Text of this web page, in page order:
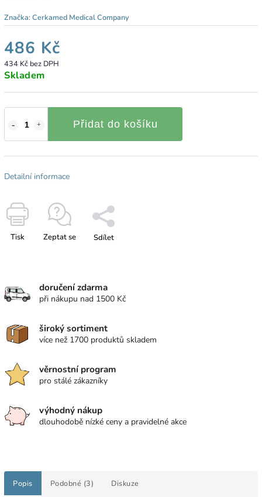
Značka:Cerkamed Medical Company
486 Kč
434 Kč bez DPH
Skladem
Přidat do košíku
Detailní informace
Tisk Zeptat se Sdílet
doručení zdarma
při nákupu nad 1500 Kč
široký sortiment
více než 1700 produktů skladem
věrnostní program
pro stálé zákazníky
výhodný nákup
dlouhodobě nízké ceny a pravidelné akce
Popis Podobné (3) Diskuze